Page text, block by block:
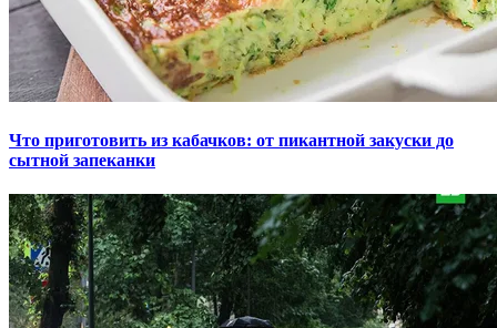
Что приготовить из кабачков: от пикантной закуски до
сытной запеканки